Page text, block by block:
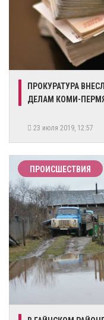
ПРОКУРАТУРА
ДЕЛАМ КОМИ-
23 июля 2019, 12:57
ПРОИСШЕСТВИЯ